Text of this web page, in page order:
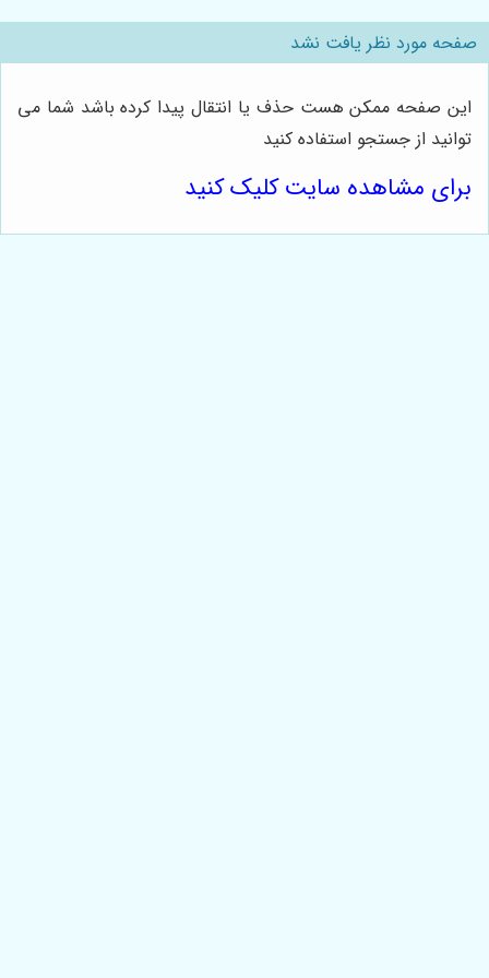
صفحه مورد نظر یافت نشد
این صفحه ممکن هست حذف یا انتقال پیدا کرده باشد شما می
توانید از جستجو استفاده کنید
برای مشاهده سایت کلیک کنید